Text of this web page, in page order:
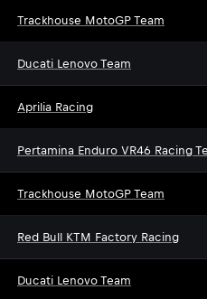
Trackhouse MotoGP Team
Ducati Lenovo Team
Aprilia Racing
Pertamina Enduro VR46 Racing
Trackhouse MotoGP Team
Red Bull KTM Factory Racing
Ducati Lenovo Team